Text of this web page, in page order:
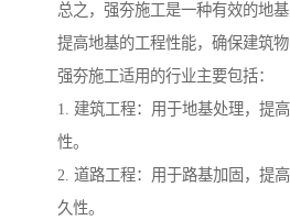
总之，强夯施工是一种有效的地
提高地基的工程性能，确保建筑物
强夯施工适用的行业主要包括：
1. 建筑工程：用于地基处理，提
性。
2. 道路工程：用于路基加固，提
久性。